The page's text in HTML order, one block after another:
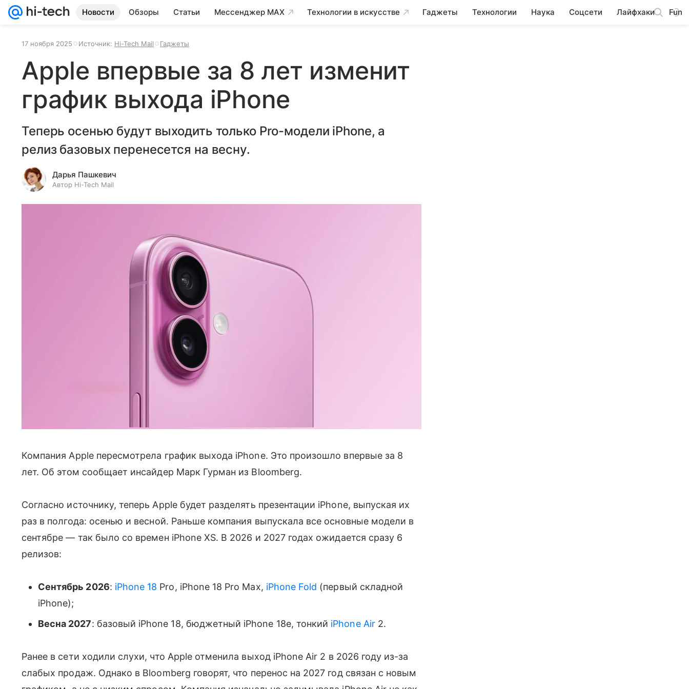
Новости Обзоры Статьи Мессенджер MAX Технологии в искусстве Гаджеты Технологии Наука Соцсети Лайфхаки Fun
17 ноября 2025 Источник: Hi-Tech Mail Гаджеты
Apple впервые за 8 лет изменит
график выхода iPhone
Теперь осенью будут выходить только Pro-модели iPhone, а
релиз базовых перенесется на весну.
Дарья Пашкевич
Автор Hi-Tech Mail
Компания Apple пересмотрела график выхода iPhone. Это произошло впервые за 8
лет. Об этом сообщает инсайдер Марк Гурман из Bloomberg.
Согласно источнику, теперь Apple будет разделять презентации iPhone, выпуская их
раз в полгода: осенью и весной. Раньше компания выпускала все основные модели в
сентябре — так было со времен iPhone XS. В 2026 и 2027 годах ожидается сразу 6
релизов:
Сентябрь 2026: iPhone 18 Pro, iPhone 18 Pro Max, iPhone Fold (первый складной
iPhone);
Весна 2027: базовый iPhone 18, бюджетный iPhone 18e, тонкий iPhone Air2.
Ранее в сети ходили слухи, что Apple отменила выход iPhone Air 2 в 2026 году из-за
слабых продаж. Однако в Bloomberg говорят, что перенос на 2027 год связан с новым